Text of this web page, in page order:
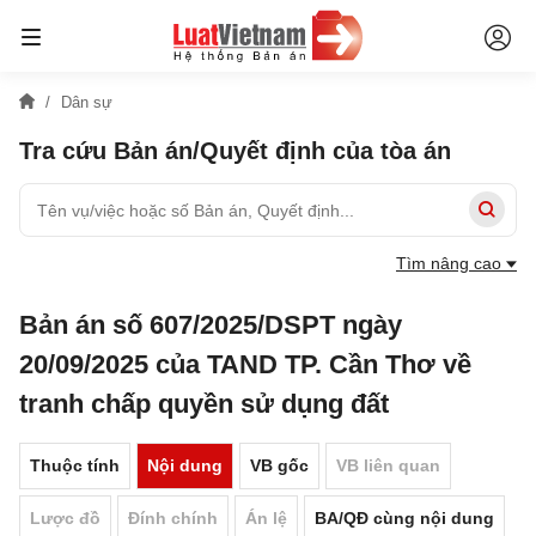
Dân sự
Tra cứu Bản án/Quyết định của tòa án
Tìm nâng cao
Bản án số 607/2025/DSPT ngày
20/09/2025 của TAND TP. Cần Thơ về
tranh chấp quyền sử dụng đất
Thuộc tính Nội dung VB gốc VB liên quan
Lược đồ Đính chính Án lệ BA/QĐ cùng nội dung